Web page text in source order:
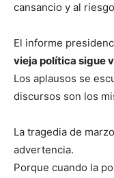
cansancio y al
El informe
vieja política sigue
Los aplausos se
discursos son los
La tragedia de
advertencia.
Porque cuando la